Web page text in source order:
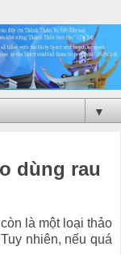
▼
dùng rau
là một loại thảo
nhiên, nếu quá